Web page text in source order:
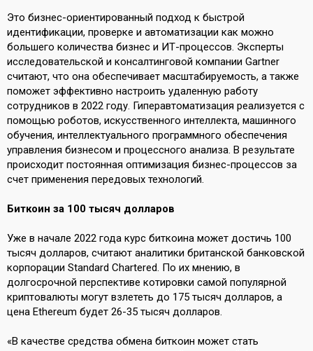
Это бизнес-ориентированный подход к быстрой
идентификации, проверке и автоматизации как можно
большего количества бизнес и ИТ-процессов. Эксперты
исследовательской и консалтинговой компании Gartner
считают, что она обеспечивает масштабируемость, а также
поможет эффективно настроить удаленную работу
сотрудников в 2022 году. Гиперавтоматизация реализуется с
помощью роботов, искусственного интеллекта, машинного
обучения, интеллектуального программного обеспечения
управления бизнесом и процессного анализа. В результате
происходит постоянная оптимизация бизнес-процессов за
счет применения передовых технологий.
Биткоин за 100 тысяч долларов
Уже в начале 2022 года курс биткоина может достичь 100
тысяч долларов, считают аналитики британской банковской
корпорации Standard Chartered. По их мнению, в
долгосрочной перспективе котировки самой популярной
криптовалюты могут взлететь до 175 тысяч долларов, а
цена Ethereum будет 26-35 тысяч долларов.
«В качестве средства обмена биткоин может стать